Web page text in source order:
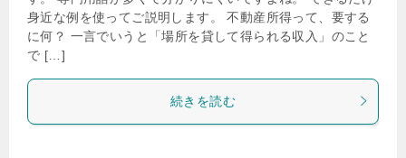
身近な例を使ってご説明します。 不動産所得って、要する
に何？ 一言でいうと「場所を貸して得られる収入」のこと
で […]
続きを読む